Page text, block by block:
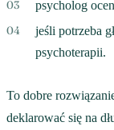
psycholog
jeśli potrzeba
psychoterapii.
To dobre
deklarować się na